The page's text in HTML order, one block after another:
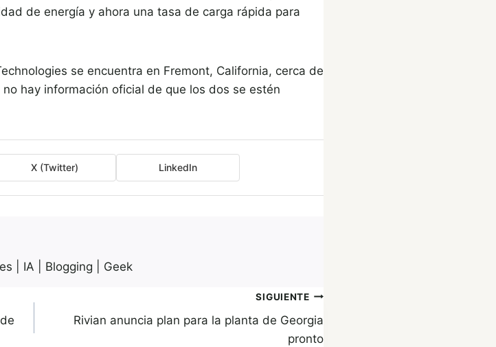
de energía y ahora una tasa de carga rápida para
se encuentra en Fremont, California, cerca de
hay información oficial de que los dos se estén
X (Twitter) LinkedIn
| IA | Blogging | Geek
SIGUIENTE
Rivian anuncia plan para la planta de Georgia
pronto